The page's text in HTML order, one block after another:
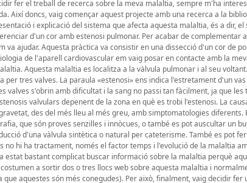
fer el treball de recerca sobre la meva malaltia, sempre m'ha
Així doncs, vaig començar aquest projecte amb una recerca a la
i explicació del sistema que afecta aquesta malaltia, és a dir,
d'un cor amb estenosi pulmonar. Per acabar de
va ajudar. Aquesta pràctica va consistir en una dissecció d'un cor de
de l'aparell cardiovascular em vaig posar en contacte amb la
Aquesta malaltia es localitza a la vàlvula pulmonar i al seu
tres valves. La paraula «estenosi» ens indica l'estretament d'un
valves s'obrin amb dificultat i la sang no passi tan fàcilment, ja que
valvulars depenent de la zona en què es trobi l'estenosi. La
des del més lleu al més greu, amb simptomatologies
que són proves senzilles i innòcues, o també es pot auscultar un
d'una vàlvula sintètica o natural per cateterisme. També es pot
no hi ha tractament, només el factor temps i l'evolució de la malaltia
estat bastant complicat buscar informació sobre la malaltia perquè
a sortir dos o tres llocs web sobre aquesta malaltia i
que aquestes són més conegudes). Per això, finalment, vaig decidir